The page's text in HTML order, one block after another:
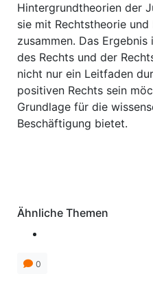
Hintergrundtheorien der
sie mit Rechtstheorie
zusammen. Das
des Rechts und der
nicht nur ein Leitfaden
positiven Rechts sein
Grundlage für die
Beschäftigung bietet.
Ähnliche Themen
0